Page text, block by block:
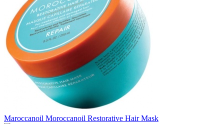
Maroccanoil Moroccanoil Restorative Hair Mask